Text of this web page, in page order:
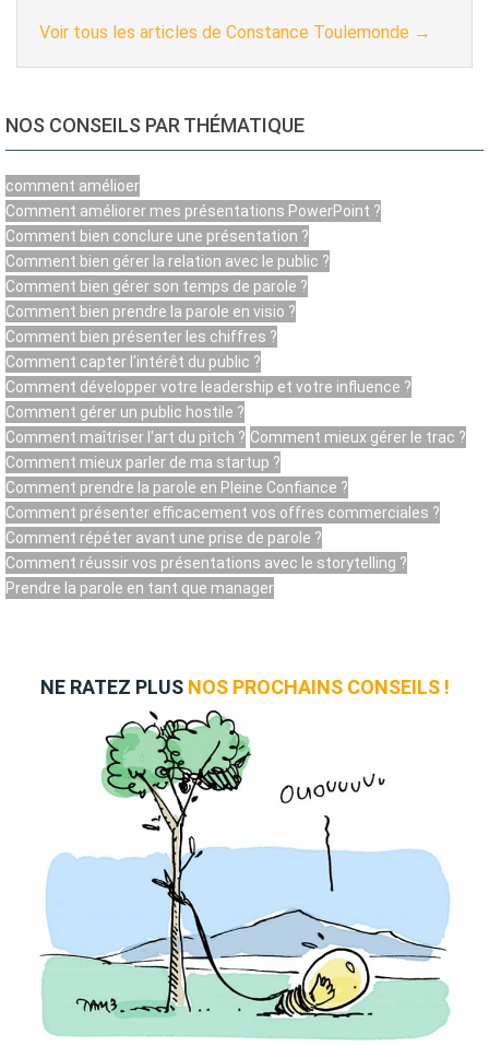
Voir tous les articles de Constance Toulemonde →
NOS CONSEILS PAR THÉMATIQUE
comment amélioer
Comment améliorer mes présentations PowerPoint ?
Comment bien conclure une présentation ?
Comment bien gérer la relation avec le public ?
Comment bien gérer son temps de parole ?
Comment bien prendre la parole en visio ?
Comment bien présenter les chiffres ?
Comment capter l'intérêt du public ?
Comment développer votre leadership et votre influence ?
Comment gérer un public hostile ?
Comment maîtriser l'art du pitch ? Comment mieux gérer le trac ?
Comment mieux parler de ma startup ?
Comment prendre la parole en Pleine Confiance ?
Comment présenter efficacement vos offres commerciales ?
Comment répéter avant une prise de parole ?
Comment réussir vos présentations avec le storytelling ?
Prendre la parole en tant que manager
NE RATEZ PLUS NOS PROCHAINS CONSEILS !